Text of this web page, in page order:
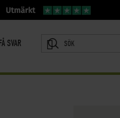
SVAR